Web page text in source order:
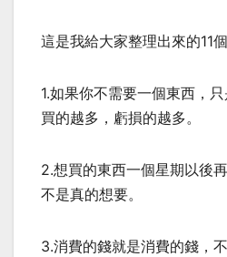
這是我給大家整理出來的11
1.如果你不需要一個東西，
買的越多，虧損的越多。
2.想買的東西一個星期以後
不是真的想要。
3.消費的錢就是消費的錢，